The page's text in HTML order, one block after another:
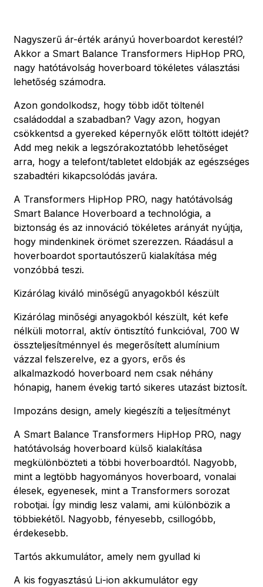
Nagyszerű ár-érték arányú hoverboardot kerestél?
Akkor a Smart Balance Transformers HipHop PRO,
nagy hatótávolság hoverboard tökéletes választási
lehetőség számodra.
Azon gondolkodsz, hogy több időt töltenél
családoddal a szabadban? Vagy azon, hogyan
csökkentsd a gyereked képernyők előtt töltött idejét?
Add meg nekik a legszórakoztatóbb lehetőséget
arra, hogy a telefont/tabletet eldobják az egészséges
szabadtéri kikapcsolódás javára.
A Transformers HipHop PRO, nagy hatótávolság
Smart Balance Hoverboard a technológia, a
biztonság és az innováció tökéletes arányát nyújtja,
hogy mindenkinek örömet szerezzen. Ráadásul a
hoverboardot sportautószerű kialakítása még
vonzóbbá teszi.
Kizárólag kiváló minőségű anyagokból készült
Kizárólag minőségi anyagokból készült, két kefe
nélküli motorral, aktív öntisztító funkcióval, 700 W
összteljesítménnyel és megerősített alumínium
vázzal felszerelve, ez a gyors, erős és
alkalmazkodó hoverboard nem csak néhány
hónapig, hanem évekig tartó sikeres utazást biztosít.
Impozáns design, amely kiegészíti a teljesítményt
A Smart Balance Transformers HipHop PRO, nagy
hatótávolság hoverboard külső kialakítása
megkülönbözteti a többi hoverboardtól. Nagyobb,
mint a legtöbb hagyományos hoverboard, vonalai
élesek, egyenesek, mint a Transformers sorozat
robotjai. Így mindig lesz valami, ami különbözik a
többiekétől. Nagyobb, fényesebb, csillogóbb,
érdekesebb.
Tartós akkumulátor, amely nem gyullad ki
A kis fogyasztású Li-ion akkumulátor egy